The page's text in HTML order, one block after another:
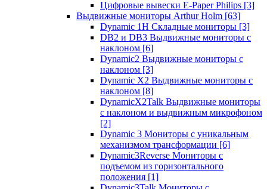
Цифровые вывески E-Paper Philips [3]
Выдвижные мониторы Arthur Holm [63]
Dynamic 1Н Складные мониторы [3]
DB2 и DB3 Выдвижные мониторы с
наклоном [6]
Dynamic2 Выдвижные мониторы с
наклоном [3]
Dynamic X2 Выдвижные мониторы с
наклоном [8]
DynamicX2Talk Выдвижные мониторы
с наклоном и выдвижным микрофоном
[2]
Dynamic 3 Мониторы с уникальным
механизмом трансформации [6]
Dynamic3Reverse Мониторы с
подъемом из горизонтального
положения [1]